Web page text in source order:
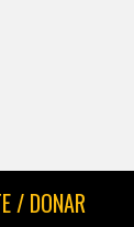
/ DONAR